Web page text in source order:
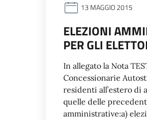
13 MAGGIO 2015
ELEZIONI
PER GLI
In allegato la Nota
Concessionarie
residenti all’estero di
quelle delle
amministrative:a)